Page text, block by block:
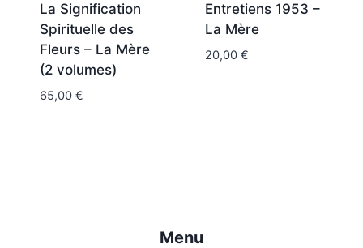
La Signification
Spirituelle des
Fleurs – La Mère
(2 volumes)
65,00 €
Entretiens 1953 –
La Mère
20,00 €
Menu